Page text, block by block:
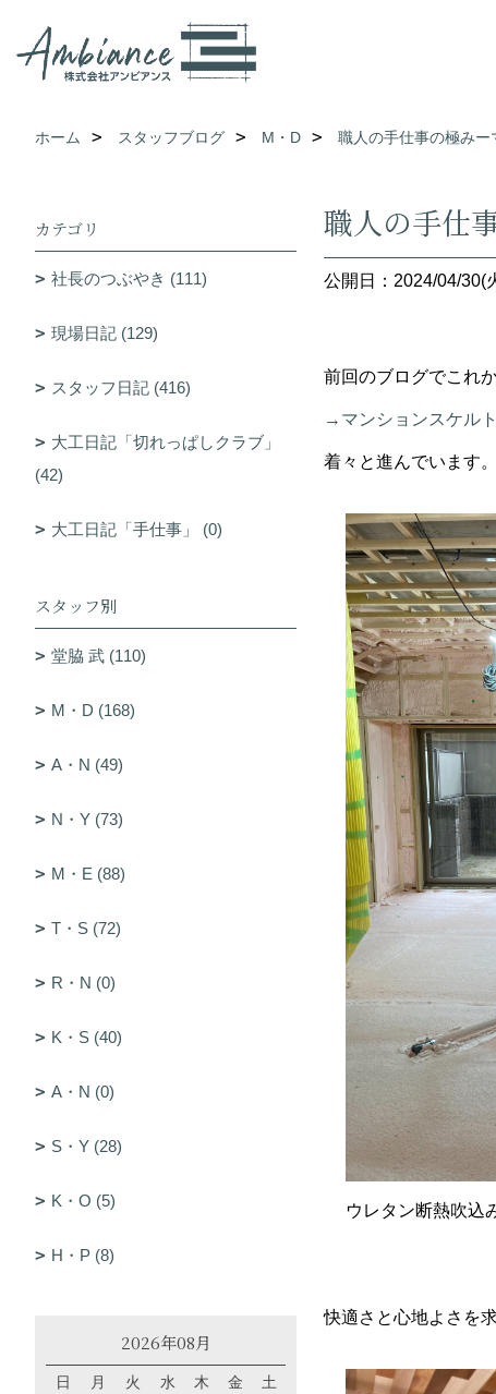
ホーム スタッフブログ M・D 職人の手仕事の極みー
職人の手仕
公開日：2024/04/30(
前回のブログでこれ
→マンションスケル
着々と進んでいます。
ウレタン断熱吹込
快適さと心地よさを
カテゴリ
社長のつぶやき (111)
現場日記 (129)
スタッフ日記 (416)
大工日記「切れっぱしクラブ」
(42)
大工日記「手仕事」 (0)
スタッフ別
堂脇 武 (110)
M・D (168)
A・N (49)
N・Y (73)
M・E (88)
T・S (72)
R・N (0)
K・S (40)
A・N (0)
S・Y (28)
K・O (5)
H・P (8)
2026年08月
日 月 火 水 木 金
土